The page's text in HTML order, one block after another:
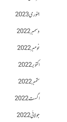
جنوری 2023
دسمبر 2022
نومبر 2022
اکتوبر 2022
ستمبر 2022
اگست 2022
جولائی 2022